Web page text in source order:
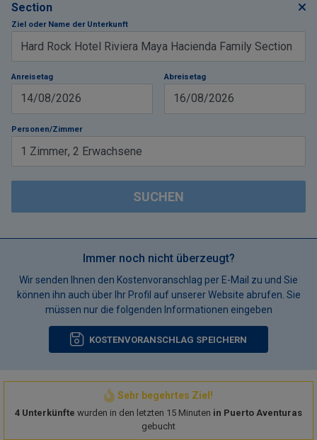
Section
Ziel oder Name der Unterkunft
Anreisetag
14/08/2026
Abreisetag
16/08/2026
Personen/Zimmer
1 Zimmer, 2 Erwachsene
SUCHEN
Immer noch nicht überzeugt?
Wir senden Ihnen den Kostenvoranschlag per E-Mail zu und Sie
können ihn auch über Ihr Profil auf unserer Website abrufen. Sie
müssen nur die folgenden Informationen eingeben
KOSTENVORANSCHLAG SPEICHERN
Sehr begehrtes Ziel!
4 Unterkünfte wurden in den letzten 15 Minuten in Puerto Aventuras
gebucht